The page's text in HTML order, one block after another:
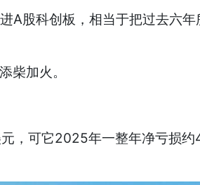
股科创板，相当于把过去六
柴加火。
，可它2025年一整年净亏损